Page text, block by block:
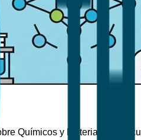
Químicos y Materiales que